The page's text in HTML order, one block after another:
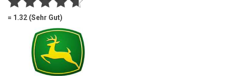
Rasentraktoren
= 1.32 (Sehr Gut)